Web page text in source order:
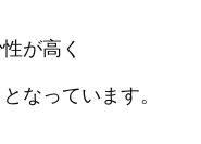
が高く
なっています。